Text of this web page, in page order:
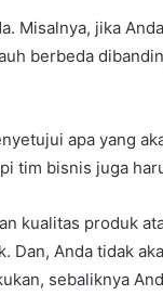
Misalnya, jika
berbeda
apa yang
tim bisnis juga
kualitas produk
Anda tidak
sebaliknya